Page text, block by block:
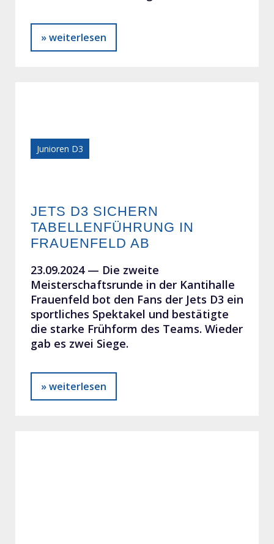
» weiterlesen
Junioren D3
JETS D3 SICHERN
TABELLENFÜHRUNG IN
FRAUENFELD AB
23.09.2024 — Die zweite
Meisterschaftsrunde in der Kantihalle
Frauenfeld bot den Fans der Jets D3 ein
sportliches Spektakel und bestätigte
die starke Frühform des Teams. Wieder
gab es zwei Siege.
» weiterlesen